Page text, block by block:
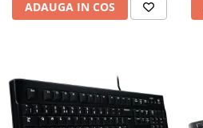
Microfoane & Casti Gaming
Mouse Gaming
Scaune Gaming
ADAUGA IN COS